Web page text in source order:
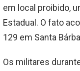
em local proibido,
Estadual. O fato
129 em Santa
Os militares